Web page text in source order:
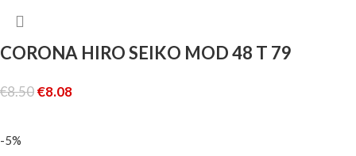
CORONA HIRO SEIKO MOD 48 T 79
€8.50€8.08
-5%